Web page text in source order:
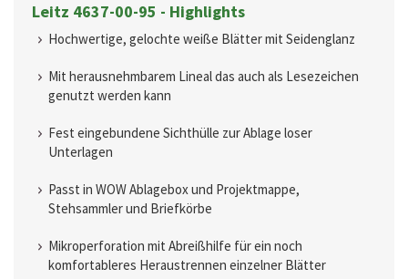
Leitz 4637-00-95 - Highlights
Hochwertige, gelochte weiße Blätter mit Seidenglanz
Mit herausnehmbarem Lineal das auch als Lesezeichen
genutzt werden kann
Fest eingebundene Sichthülle zur Ablage loser
Unterlagen
Passt in WOW Ablagebox und Projektmappe,
Stehsammler und Briefkörbe
Mikroperforation mit Abreißhilfe für ein noch
komfortableres Heraustrennen einzelner Blätter